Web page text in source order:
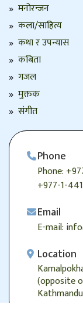
मनोरन्जन
कला/साहित्य
कथा र उपन्यास
कबिता
गजल
मुक्तक
संगीत
Phone
Phone:
+977-1-
Email
E-mail:
Location
(opposite